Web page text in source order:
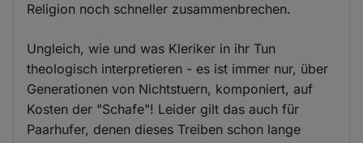
Religion noch schneller zusammenbrechen.
Ungleich, wie und was Kleriker in ihr Tun
theologisch interpretieren - es ist immer nur, über
Generationen von Nichtstuern, komponiert, auf
Kosten der "Schafe"! Leider gilt das auch für
Paarhufer, denen dieses Treiben schon lange